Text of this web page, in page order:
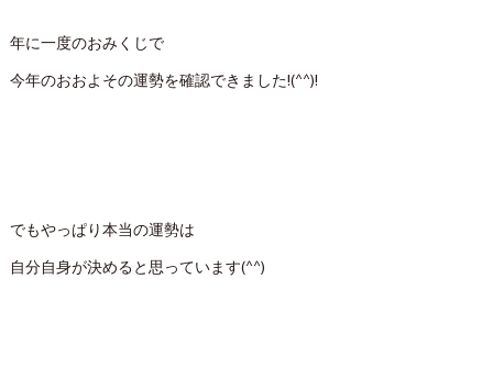
年に一度のおみくじで
今年のおおよその運勢を確認できました!(^^)!
でもやっぱり本当の運勢は
自分自身が決めると思っています(^^)